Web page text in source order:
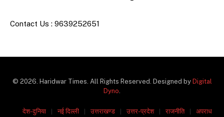
Contact Us : 9639252651
© 2026. Haridwar Times. All Rights Reserved. Designed by Digital
Dyno.
देश-दुनिया नई दिल्ली उत्तराखण्ड उत्तर-प्रदेश राजनीति अपराध